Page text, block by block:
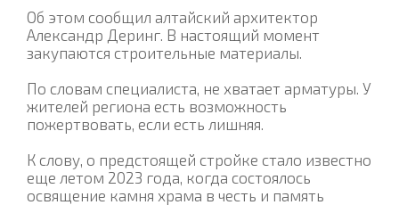
Об этом сообщил алтайский архитектор
Александр Деринг. В настоящий момент
закупаются строительные материалы.
По словам специалиста, не хватает арматуры. У
жителей региона есть возможность
пожертвовать, если есть лишняя.
К слову, о предстоящей стройке стало известно
еще летом 2023 года, когда состоялось
освящение камня храма в честь и память